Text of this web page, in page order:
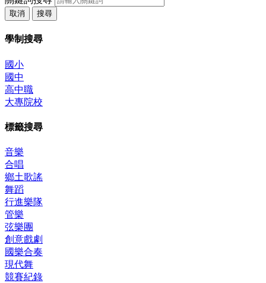
取消 搜尋
學制搜尋
國小
國中
高中職
大專院校
標籤搜尋
音樂
合唱
鄉土歌謠
舞蹈
行進樂隊
管樂
弦樂團
創意戲劇
國樂合奏
現代舞
競賽紀錄